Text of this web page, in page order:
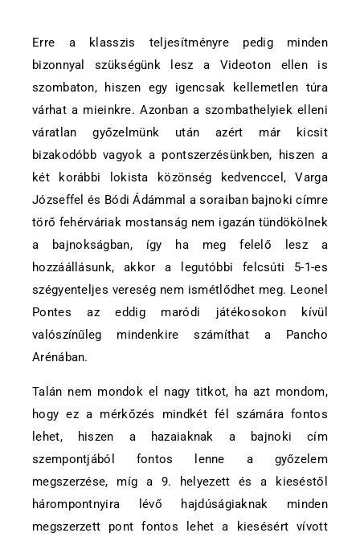
Erre a klasszis teljesítményre pedig minden
bizonnyal szükségünk lesz a Videoton ellen is
szombaton, hiszen egy igencsak kellemetlen túra
várhat a mieinkre. Azonban a szombathelyiek elleni
váratlan győzelmünk után azért már kicsit
bizakodóbb vagyok a pontszerzésünkben, hiszen a
két korábbi lokista közönség kedvenccel, Varga
Józseffel és Bódi Ádámmal a soraiban bajnoki címre
törő fehérváriak mostanság nem igazán tündökölnek
a bajnokságban, így ha meg felelő lesz a
hozzáállásunk, akkor a legutóbbi felcsúti 5-1-es
szégyenteljes vereség nem ismétlődhet meg. Leonel
Pontes az eddig maródi játékosokon kívül
valószínűleg mindenkire számíthat a Pancho
Arénában.
Talán nem mondok el nagy titkot, ha azt mondom,
hogy ez a mérkőzés mindkét fél számára fontos
lehet, hiszen a hazaiaknak a bajnoki cím
szempontjából fontos lenne a győzelem
megszerzése, míg a 9. helyezett és a kieséstől
hárompontnyira lévő hajdúságiaknak minden
megszerzett pont fontos lehet a kiesésért vívott